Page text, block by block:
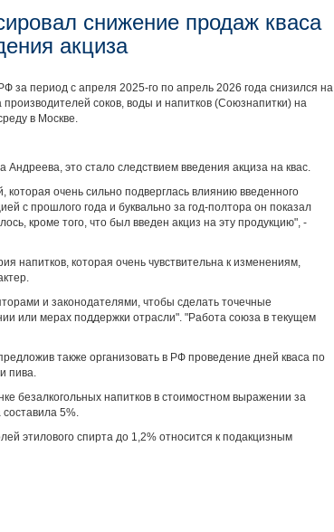
снижение продаж кваса
акциза
за период с апреля 2025-го по апрель 2026 года снизился на
соков, воды и напитков (Союзнапитки) на
в Москве.
это стало следствием введения акциза на квас.
которая очень сильно подверглась влиянию введенного
с прошлого года и буквально за год-полтора он показал
кроме того, что был введен акциз на эту продукцию", -
напитков, которая очень чувствительна к изменениям,
и законодателями, чтобы сделать точечные
или мерах поддержки отрасли". "Работа союза в текущем
также организовать в РФ проведение дней кваса по
пива.
безалкогольных напитков в стоимостном выражении за
составила 5%.
этилового спирта до 1,2% относится к подакцизным